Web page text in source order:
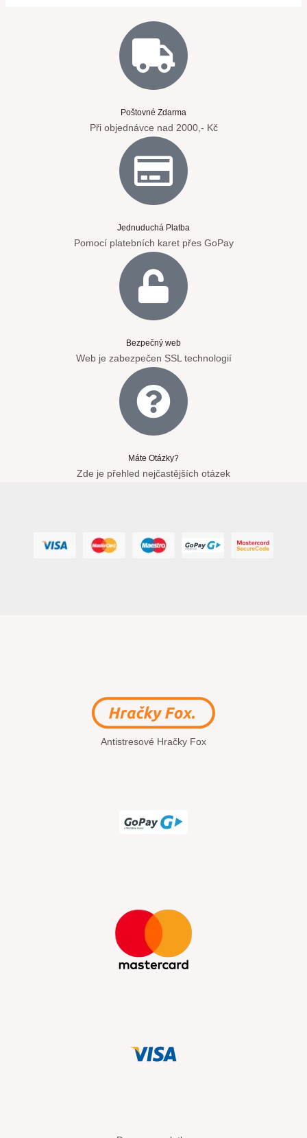
Poštovné Zdarma
Při objednávce nad 2000,- Kč
Jednuduchá Platba
Pomocí platebních karet přes GoPay
Bezpečný web
Web je zabezpečen SSL technologií
Máte Otázky?
Zde je přehled nejčastějších otázek
Antistresové Hračky Fox